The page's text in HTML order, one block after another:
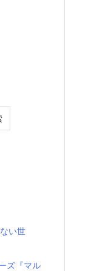
い世
ズ『マル